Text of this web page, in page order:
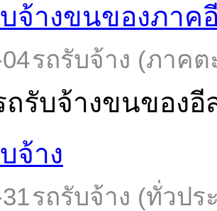
จ้างขนของภาค
รถรับจ้าง (ภาคต
ถรับจ้างขนของ
จ้าง
รถรับจ้าง (ทั่วปร